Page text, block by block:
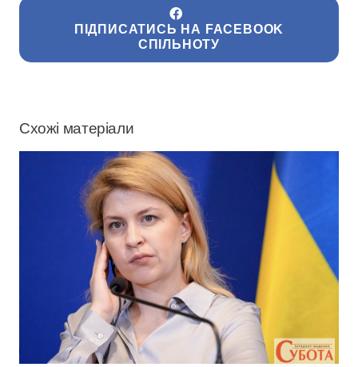
ПІДПИСАТИСЬ НА FACEBOOK
СПІЛЬНОТУ
Схожі матеріали